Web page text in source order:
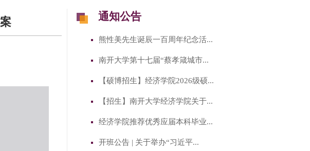
通知公告
熊性美先生诞辰一百周年纪念活...
南开大学第十七届“蔡孝箴城市...
【硕博招生】经济学院2026级硕...
【招生】南开大学经济学院关于...
经济学院推荐优秀应届本科毕业...
开班公告 | 关于举办“习近平...